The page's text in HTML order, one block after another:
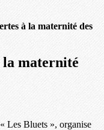
à la maternité des
la maternité
Les Bluets », organise